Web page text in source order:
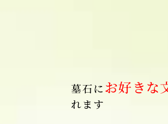
墓石にお好きな
れます